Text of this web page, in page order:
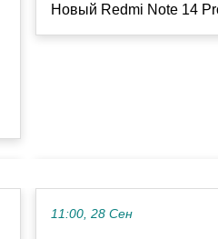
Новый Redmi Note 14
11:00, 28 Сен